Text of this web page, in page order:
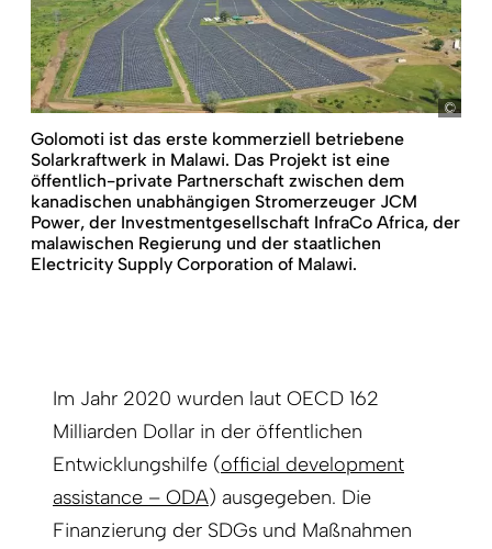
Golomoti ist das erste kommerziell betriebene
Solarkraftwerk in Malawi. Das Projekt ist eine
öffentlich-private Partnerschaft zwischen dem
kanadischen unabhängigen Stromerzeuger JCM
Power, der Investmentgesellschaft InfraCo Africa, der
malawischen Regierung und der staatlichen
Electricity Supply Corporation of Malawi.
Im Jahr 2020 wurden laut OECD 162
Milliarden Dollar in der öffentlichen
Entwicklungshilfe (official development
assistance – ODA) ausgegeben. Die
Finanzierung der SDGs und Maßnahmen